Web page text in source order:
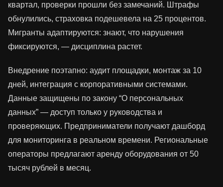
квартал, проверки прошли без замечаний. Штрафы
обнулились, страховка подешевела на 25 процентов.
Мигранты адаптируются: знают, что нарушения
фиксируются, — дисциплина растет.
Внедрение поэтапно: аудит площадки, монтаж за 10
дней, интеграция с корпоративными системами.
Данные защищены по закону “О персональных
данных” — доступ только у руководства и
проверяющих. Предприниматели получают дашборд
для мониторинга в реальном времени. Региональные
операторы предлагают аренду оборудования от 50
тысяч рублей в месяц.